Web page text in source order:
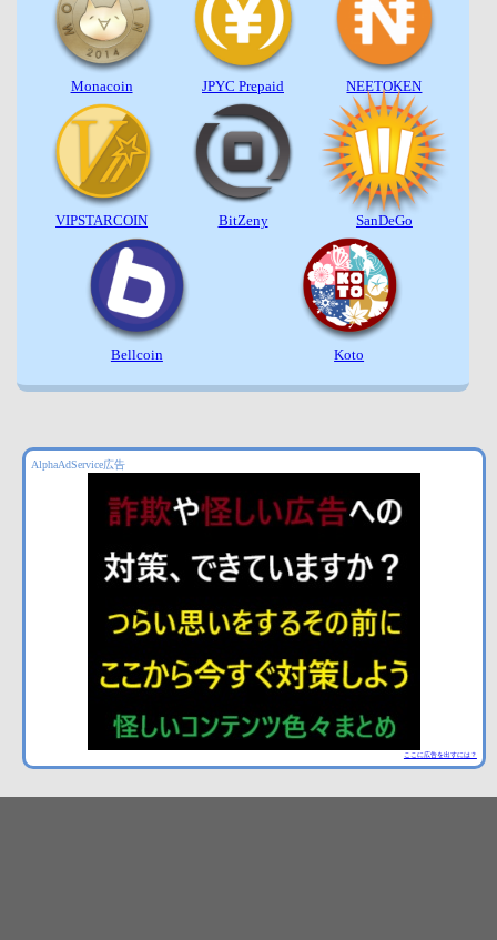
Monacoin JPYC Prepaid NEETOKEN
VIPSTARCOIN BitZeny SanDeGo
Bellcoin Koto
AlphaAdService広告
ここに広告を出すには？